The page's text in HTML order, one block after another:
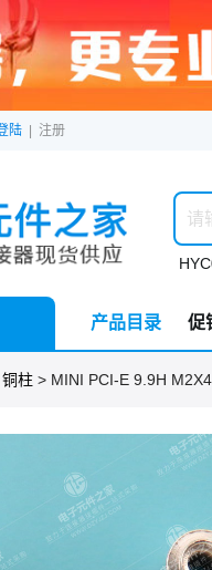
陆 注册
产品目录 促
铜柱 > MINI PCI-E 9.9H